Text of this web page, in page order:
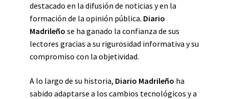
destacado en la difusión de noticias y en la
formación de la opinión pública. Diario
Madrileño se ha ganado la confianza de sus
lectores gracias a su rigurosidad informativa y su
compromiso con la objetividad.
A lo largo de su historia, Diario Madrileño ha
sabido adaptarse a los cambios tecnológicos y a